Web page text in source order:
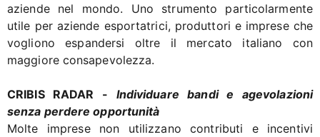
aziende nel mondo. Uno strumento particolarmente
utile per aziende esportatrici, produttori e imprese che
vogliono espandersi oltre il mercato italiano con
maggiore consapevolezza.
CRIBIS RADAR - Individuare bandi e agevolazioni
senza perdere opportunità
Molte imprese non utilizzano contributi e incentivi